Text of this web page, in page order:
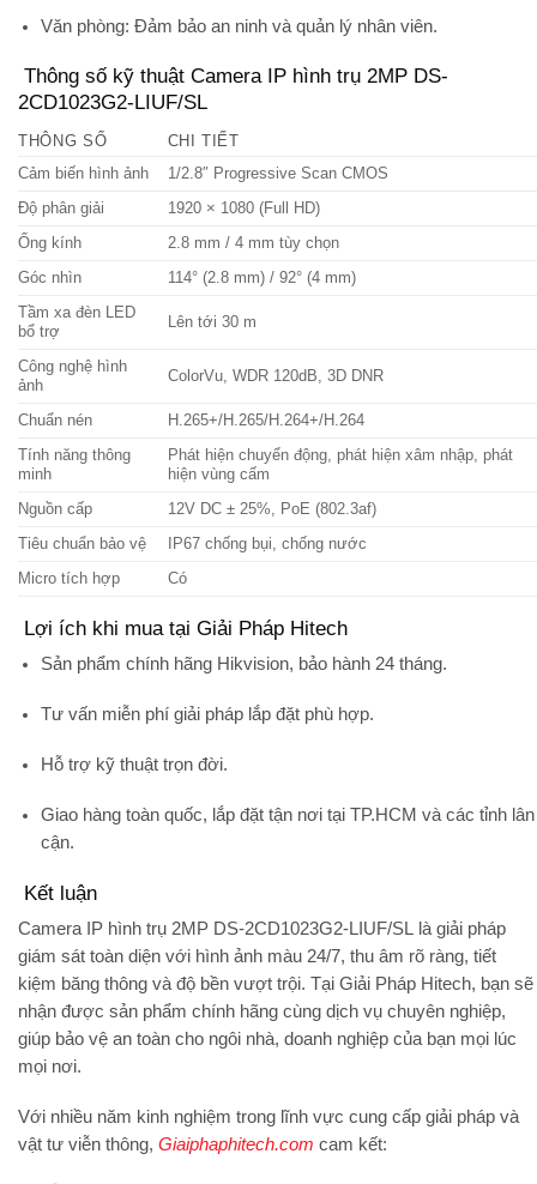
Văn phòng: Đảm bảo an ninh và quản lý nhân viên.
Thông số kỹ thuật Camera IP hình trụ 2MP DS-
2CD1023G2-LIUF/SL
THÔNG SỐ
CHI TIẾT
Cảm biến hình ảnh
1/2.8″ Progressive Scan CMOS
Độ phân giải
1920 × 1080 (Full HD)
Ống kính
2.8 mm / 4 mm tùy chọn
Góc nhìn
114° (2.8 mm) / 92° (4 mm)
Tầm xa đèn LED
bổ trợ
Lên tới 30 m
Công nghệ hình
ảnh
ColorVu, WDR 120dB, 3D DNR
Chuẩn nén
H.265+/H.265/H.264+/H.264
Tính năng thông
minh
Phát hiện chuyển động, phát hiện xâm nhập, phát
hiện vùng cấm
Nguồn cấp
12V DC ± 25%, PoE (802.3af)
Tiêu chuẩn bảo vệ
IP67 chống bụi, chống nước
Micro tích hợp
Có
Lợi ích khi mua tại Giải Pháp Hitech
Sản phẩm chính hãng Hikvision, bảo hành 24 tháng.
Tư vấn miễn phígiải pháp lắp đặt phù hợp.
Hỗ trợ kỹ thuật trọn đời.
Giao hàng toàn quốc, lắp đặt tận nơi tại TP.HCM và các tỉnh lân
cận.
Kết luận
Camera IP hình trụ 2MP DS-2CD1023G2-LIUF/SL là giải pháp
giám sát toàn diện với hình ảnh màu 24/7, thu âm rõ ràng, tiết
kiệm băng thông vàđộ bền vượt trội. Tại Giải Pháp Hitech, bạn sẽ
nhận được sản phẩm chính hãng cùng dịch vụ chuyên nghiệp,
giúp bảo vệ an toàn cho ngôi nhà, doanh nghiệp của bạn mọi lúc
mọi nơi.
Với nhiều năm kinh nghiệm trong lĩnh vực cung cấp giải pháp và
vật tư viễn thông, Giaiphaphitech.com cam kết: